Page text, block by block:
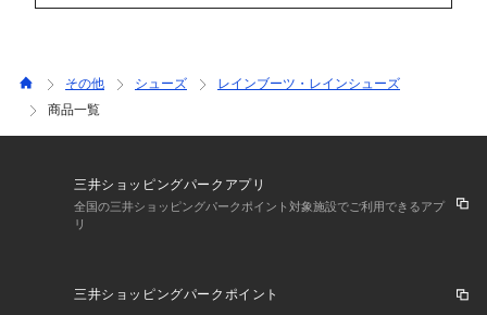
その他 シューズ
レインブーツ・レインシューズ
商品一覧
三井ショッピングパークアプリ
全国の三井ショッピングパークポイント対象施設でご利用できるアプ
リ
三井ショッピングパークポイント